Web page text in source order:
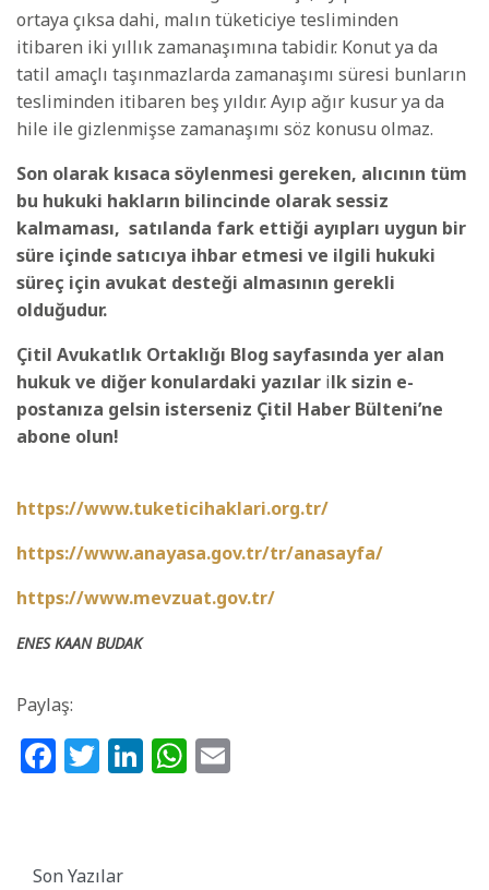
ortaya çıksa dahi, malın tüketiciye tesliminden
itibaren iki yıllık zamanaşımına tabidir. Konut ya da
tatil amaçlı taşınmazlarda zamanaşımı süresi bunların
tesliminden itibaren beş yıldır. Ayıp ağır kusur ya da
hile ile gizlenmişse zamanaşımı söz konusu olmaz.
Son olarak kısaca söylenmesi gereken, alıcının tüm
bu hukuki hakların bilincinde olarak sessiz
kalmaması, satılanda fark ettiği ayıpları uygun bir
süre içinde satıcıya ihbar etmesi ve ilgili hukuki
süreç için avukat desteği almasının gerekli
olduğudur.
Çitil Avukatlık Ortaklığı Blog sayfasında yer alan
hukuk ve diğer konulardaki yazılar ilk sizin e-
postanıza gelsin isterseniz Çitil Haber Bülteni’ne
abone olun!
https://www.tuketicihaklari.org.tr/
https://www.anayasa.gov.tr/tr/anasayfa/
https://www.mevzuat.gov.tr/
ENES KAAN BUDAK
Paylaş:
Facebook
Twitter
LinkedIn
WhatsApp
Son Yazılar